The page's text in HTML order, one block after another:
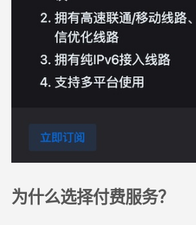
为什么选择付费服务？